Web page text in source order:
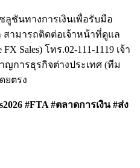
ชันทางการเงินเพื่อรับมือ
สามารถติดต่อเจ้าหน้าที่ดูแล
Sales) โทร.02-111-1119 เจ้า
การธุรกิจต่างประเทศ (ทีม
ยตรง
2026 #FTA #ตลาดการเงิน #ส่ง